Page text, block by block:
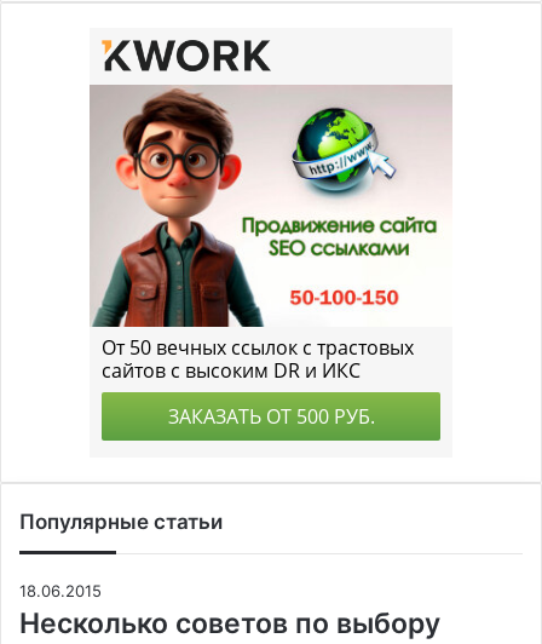
Популярные статьи
18.06.2015
Несколько советов по выбору